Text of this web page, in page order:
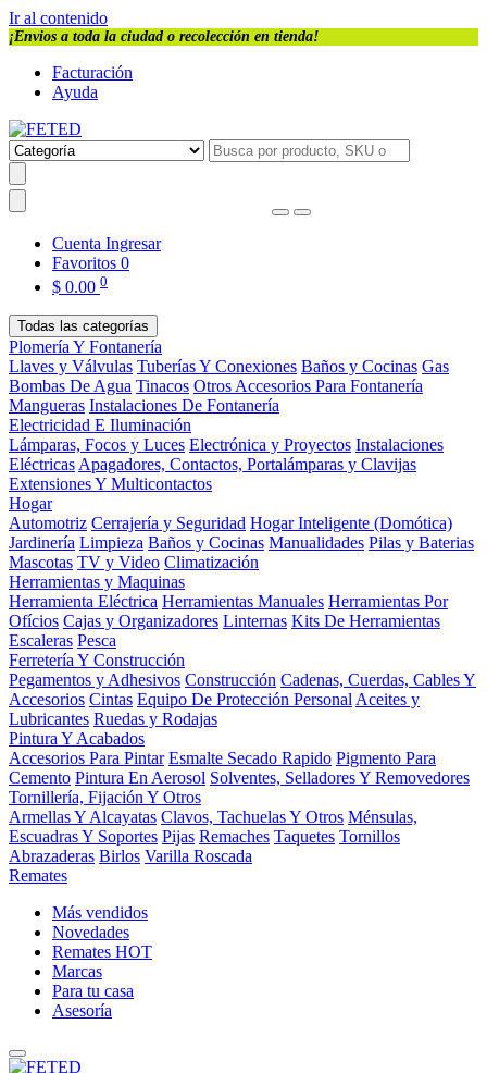
Ir al contenido
¡Envios a toda la ciudad o recolección en tienda!
Facturación
Ayuda
Cuenta Ingresar
Favoritos 0
$ 0.00 0
Todas las categorías
Plomería Y Fontanería
Llaves y Válvulas Tuberías Y Conexiones Baños y Cocinas Gas
Bombas De Agua Tinacos Otros Accesorios Para Fontanería
Mangueras Instalaciones De Fontanería
Electricidad E Iluminación
Lámparas, Focos y Luces Electrónica y Proyectos Instalaciones
Eléctricas Apagadores, Contactos, Portalámparas y Clavijas
Extensiones Y Multicontactos
Hogar
Automotriz Cerrajería y Seguridad Hogar Inteligente (Domótica)
Jardinería Limpieza Baños y Cocinas Manualidades Pilas y Baterias
Mascotas TV y Video Climatización
Herramientas y Maquinas
Herramienta Eléctrica Herramientas Manuales Herramientas Por
Ofícios Cajas y Organizadores Linternas Kits De Herramientas
Escaleras Pesca
Ferretería Y Construcción
Pegamentos y Adhesivos Construcción Cadenas, Cuerdas, Cables Y
Accesorios Cintas Equipo De Protección Personal Aceites y
Lubricantes Ruedas y Rodajas
Pintura Y Acabados
Accesorios Para Pintar Esmalte Secado Rapido Pigmento Para
Cemento Pintura En Aerosol Solventes, Selladores Y Removedores
Tornillería, Fijación Y Otros
Armellas Y Alcayatas Clavos, Tachuelas Y Otros Ménsulas,
Escuadras Y Soportes Pijas Remaches Taquetes Tornillos
Abrazaderas Birlos Varilla Roscada
Remates
Más vendidos
Novedades
Remates HOT
Marcas
Para tu casa
Asesoría